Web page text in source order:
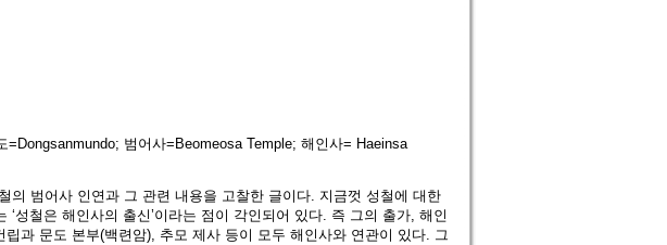
범어사=Beomeosa Temple; 해인사= Haeinsa
의 범어사 인연과 그 관련 내용을 고찰한 글이다. 지금껏 성철에 대한
성철은 해인사의 출신’이라는 점이 각인되어 있다. 즉 그의 출가, 해인
과 문도 본부(백련암), 추모 제사 등이 모두 해인사와 연관이 있다. 그